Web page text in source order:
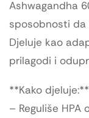
Ashwagandha
sposobnosti da
Djeluje kao
prilagodi i
**Kako djeluje:**
– Reguliše